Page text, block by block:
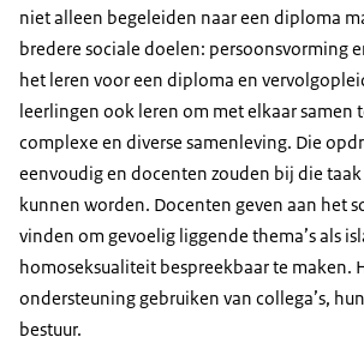
niet alleen begeleiden naar een diploma
bredere sociale doelen: persoonsvorming
het leren voor een diploma en
leerlingen ook leren om met elkaar samen
complexe en diverse samenleving. Die
eenvoudig en docenten zouden bij die
kunnen worden. Docenten geven aan het
vinden om gevoelig liggende thema’s als
homoseksualiteit bespreekbaar te maken.
ondersteuning gebruiken van collega’s,
bestuur.